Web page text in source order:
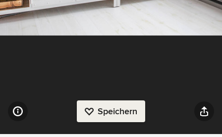
Speichern